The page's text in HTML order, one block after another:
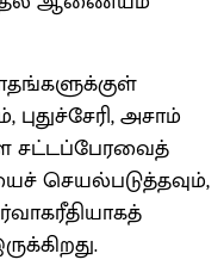
அசாம்
சட்டப்பேரவைத்
செயல்படுத்தவும்,